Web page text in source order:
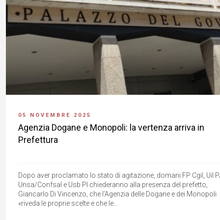
05 NOVEMBRE 2025
Agenzia Dogane e Monopoli: la vertenza arriva in
Prefettura
Dopo aver proclamato lo stato di agitazione, domani FP Cgil, Uil
Unsa/Confsal e Usb PI chiederanno alla presenza del prefetto,
Giancarlo Di Vincenzo, che l’Agenzia delle Dogane e dei Monopoli
«riveda le proprie scelte e che le...